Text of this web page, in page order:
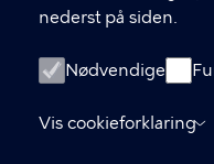
nederst på siden.
Nødvendige
Vis cookieforklaring
Instagram
Cookiepolitik